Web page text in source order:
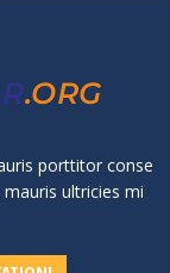
porttitor conse
ultricies mi